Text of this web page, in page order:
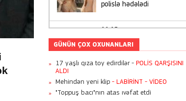
polislə hədələdi
11:12
Bugündən Azərbaycanda
kartdan-karta köçürmələrə
limit qoyuldu
22:55
doğum günündən
GÜNÜN ÇOX OXUNANLARI
17 yaşlı qıza toy edirdilər - POLİS QARŞISINI
ALDI
Mehindən yeni klip - LABİRİNT - VİDEO
"Toppuş bacı"nın atas ıvəfat etdi